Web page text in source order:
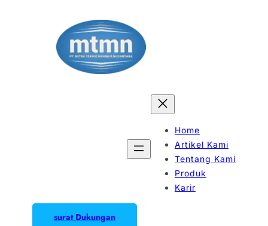
Home
Artikel Kami
Tentang Kami
Produk
Karir
surat Dukungan